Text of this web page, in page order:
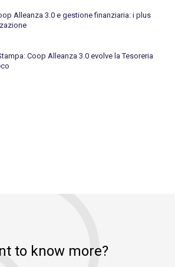
Alleanza 3.0 e gestione finanziaria: i plus
Coop Alleanza 3.0 evolve la Tesoreria
to know more?